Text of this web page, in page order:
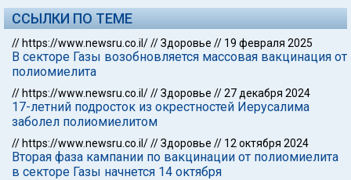
ССЫЛКИ ПО ТЕМЕ
// https://www.newsru.co.il///Здоровье // 19 февраля 2025
В секторе Газы возобновляется массовая вакцинация от
полиомиелита
// https://www.newsru.co.il///Здоровье //27 декабря 2024
17-летний подросток из окрестностей Иерусалима
заболел полиомиелитом
// https://www.newsru.co.il///Здоровье // 12 октября 2024
Вторая фаза кампании по вакцинации от полиомиелита
в секторе Газы начнется 14 октября